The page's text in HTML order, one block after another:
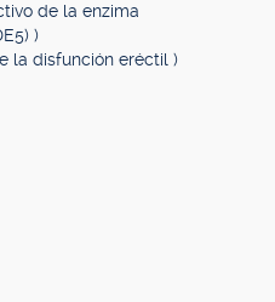
de la enzima
)
la disfunción eréctil )